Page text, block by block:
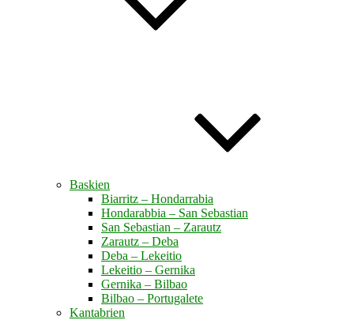
Baskien
Biarritz – Hondarrabia
Hondarabbia – San Sebastian
San Sebastian – Zarautz
Zarautz – Deba
Deba – Lekeitio
Lekeitio – Gernika
Gernika – Bilbao
Bilbao – Portugalete
Kantabrien